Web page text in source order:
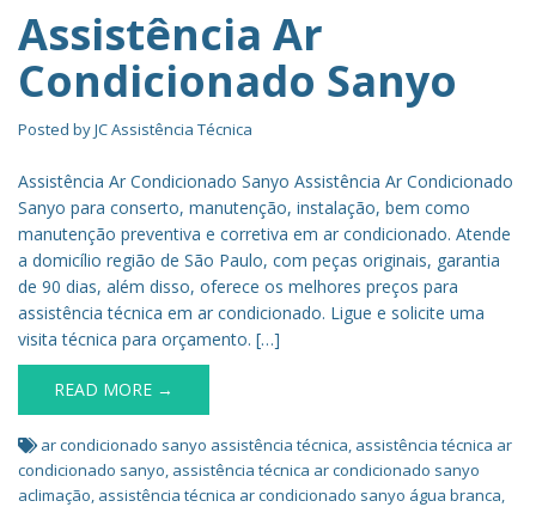
Assistência Ar
Condicionado Sanyo
Posted byJC Assistência Técnica
Assistência Ar Condicionado Sanyo Assistência Ar Condicionado
Sanyo para conserto, manutenção, instalação, bem como
manutenção preventiva e corretiva em ar condicionado. Atende
a domicílio região de São Paulo, com peças originais, garantia
de 90 dias, além disso, oferece os melhores preços para
assistência técnica em ar condicionado. Ligue e solicite uma
visita técnica para orçamento. […]
READ MORE →
ar condicionado sanyo assistência técnica, assistência técnica ar
condicionado sanyo, assistência técnica ar condicionado sanyo
aclimação, assistência técnica ar condicionado sanyo água branca,